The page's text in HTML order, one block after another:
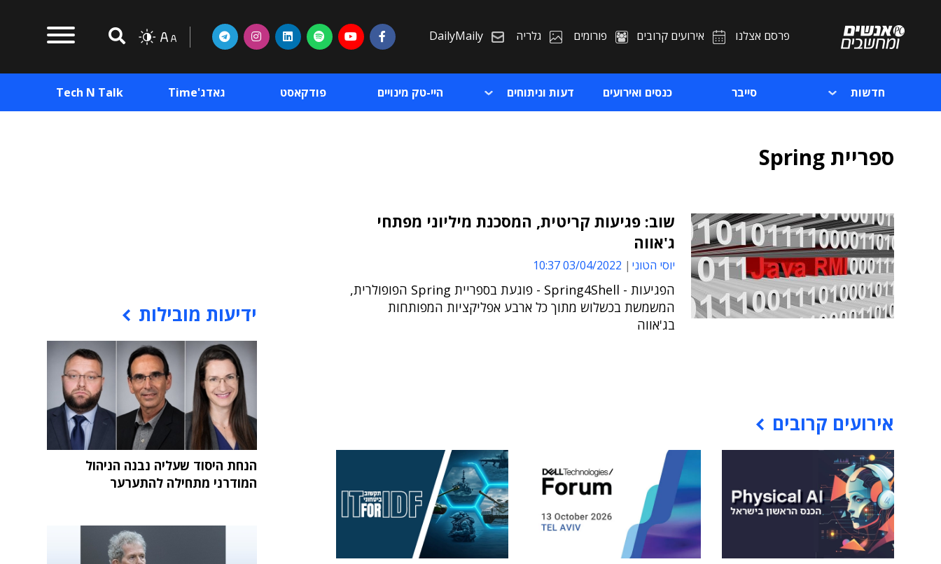
פרסם אצלנו אירועים קרובים פורומים גלריה DailyMaily
חדשות סייבר כנסים ואירועים דעות וניתוחים היי-טק מינויים פודקאסט גאדג'Time Tech N Talk
ספריית Spring
שוב: פגיעות קריטית, המסכנת מיליוני מפתחי
ג'אווה
יוסי הטוני 03/04/2022 10:37
הפגיעות - Spring4Shell - פוגעת בספריית Spring הפופולרית,
המשמשת בכשלוש מתוך כל ארבע אפליקציות המפותחות
בג'אווה
אירועים קרובים
ידיעות מובילות
הנחת היסוד שעליה נבנה הניהול
המודרני מתחילה להתערער